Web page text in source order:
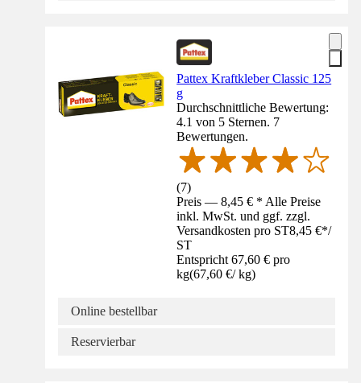
Pattex Kraftkleber Classic 125
g
Durchschnittliche Bewertung:
4.1 von 5 Sternen. 7
Bewertungen.
(7)
Preis — 8,45 € * Alle Preise
inkl. MwSt. und ggf. zzgl.
Versandkosten pro ST8,45 €*/
ST
Entspricht 67,60 € pro
kg(67,60 €/ kg)
Online bestellbar
Reservierbar